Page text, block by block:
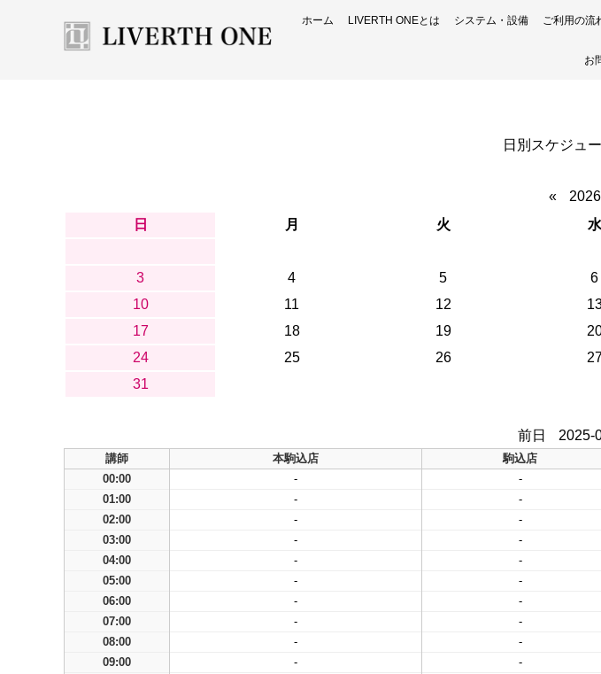
ホーム LIVERTH ONEとは システム・設備 ご利用の流
お
日別スケジュ
«
日 月 火 水
3
4 5 6
10
11 12
17
18 19
24
25 26
31
前日 2025-
講師 本駒込店 駒込店
00:00
- -
01:00
- -
02:00
- -
03:00
- -
04:00
- -
05:00
- -
06:00
- -
07:00
- -
08:00
- -
09:00
- -